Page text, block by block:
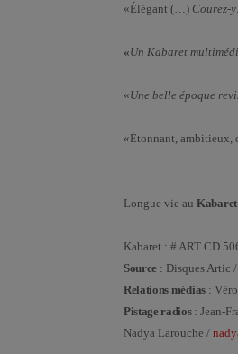
«Élégant (…) Courez-y
«Un Kabaret
«Une belle époque
«Étonnant, ambitieux,
Longue vie au Kabaret
Kabaret : # ART CD
Source : Disques Artic
Relations médias :
Pistage radios : Jean-
Nadya Larouche /